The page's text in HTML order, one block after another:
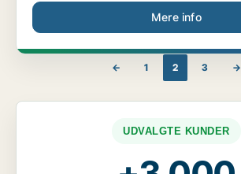
Mere info
← 1 2 3 →
UDVALGTE KUNDER